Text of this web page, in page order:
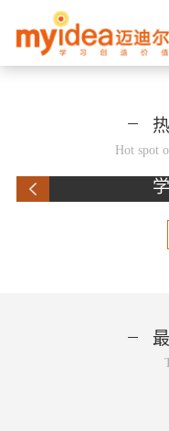
Hot spot